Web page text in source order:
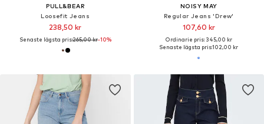
PULL&BEAR
Loosefit Jeans
238,50 kr
Senaste lägsta pris:265,00 kr-10%
NOISY MAY
Regular Jeans 'Drew'
107,60 kr
Ordinarie pris: 345,00 kr
Senaste lägsta pris:102,00 kr